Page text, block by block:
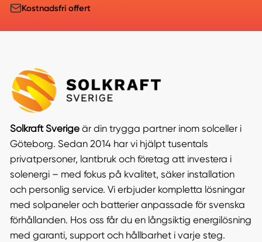
Kostnadsfri offert
Solkraft Sverigeär din trygga partner inom solceller i
Göteborg. Sedan 2014 har vi hjälpt tusentals
privatpersoner, lantbruk och företag att investera i
solenergi – med fokus på kvalitet, säker installation
och personlig service. Vi erbjuder kompletta lösningar
med solpaneler och batterier anpassade för svenska
förhållanden. Hos oss får du en långsiktig energilösning
med garanti, support och hållbarhet i varje steg.